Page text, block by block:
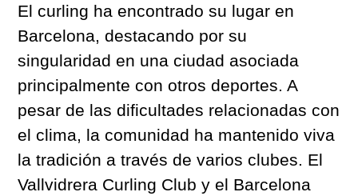
El curling ha encontrado su lugar en
Barcelona, destacando por su
singularidad en una ciudad asociada
principalmente con otros deportes. A
pesar de las dificultades relacionadas con
el clima, la comunidad ha mantenido viva
la tradición a través de varios clubes. El
Vallvidrera Curling Club y el Barcelona